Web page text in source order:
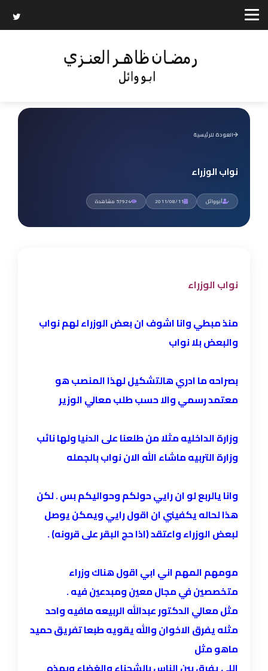
العودة للرئيسية
نواب الوزراء
أبووائل 2011/08/11 57924 مشاهدة
نواب الوزراء
منذ مبطي وانا اشوف ان بعض الوزراء لهم نواب
والبعض بلا نواب
بصراحه ما ادري هالتشكيل لهذا المنصب هو
معتمد رسمي والا حسب طلب معالي الوزير
وزارة الداخليه مثلا من طلعنا على الدنيا ولها نائب
وزارة التربيه ماشاء الله الان نواب بالجمله
وانا يالربع لو ان رايي حولكم وحواليكم بس . لكن
هذا لحاله يكفيني ان اقول رايي ويمكن يوصل
لبعض الوزراء واعتقد (اذا حج البقر على قرونه) .
مومهم المهم اني ابي اقول هناك وزراء
متخصصين في مجال معين ومبدعين فيه .
مثل معالي الدكتور عبدالله الربيعه مافيه واحد
مثله يفرق الاخوان والله يقويه طبعا تفريق حميد
ماهو مثل